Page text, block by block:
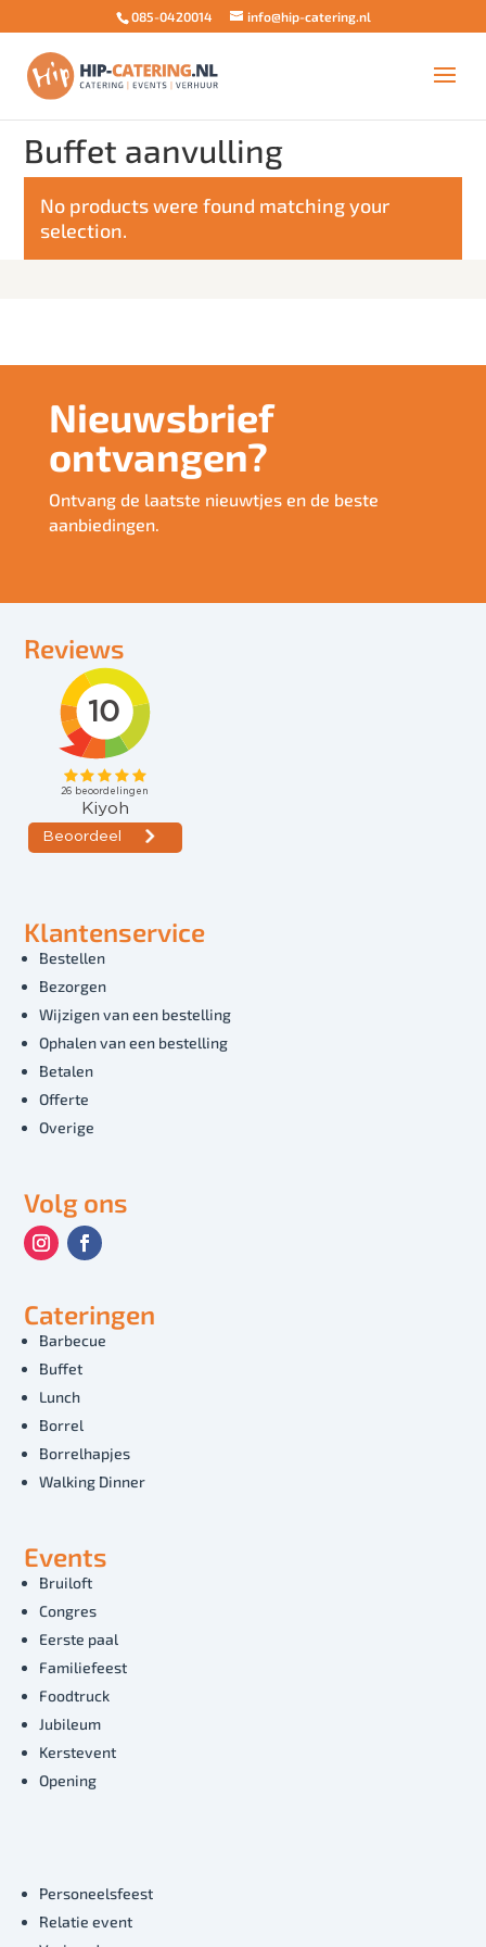
085-0420014 info@hip-catering.nl
Buffet aanvulling
No products were found matching your
selection.
Nieuwsbrief
ontvangen?
Ontvang de laatste nieuwtjes en de beste
aanbiedingen.
Reviews
Klantenservice
Bestellen
Bezorgen
Wijzigen van een bestelling
Ophalen van een bestelling
Betalen
Offerte
Overige
Volg ons
Cateringen
Barbecue
Buffet
Lunch
Borrel
Borrelhapjes
Walking Dinner
Events
Bruiloft
Congres
Eerste paal
Familiefeest
Foodtruck
Jubileum
Kerstevent
Opening
Personeelsfeest
Relatie event